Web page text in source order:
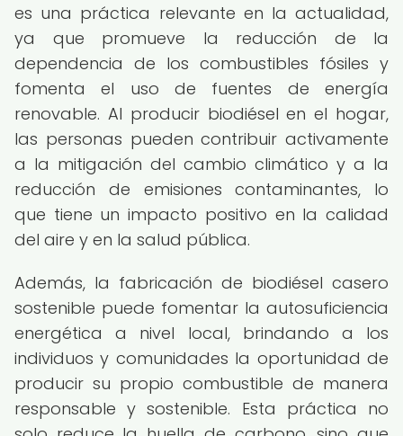
es una práctica relevante en la actualidad,
ya que promueve la reducción de la
dependencia de los combustibles fósiles y
fomenta el uso de fuentes de energía
renovable. Al producir biodiésel en el hogar,
las personas pueden contribuir activamente
a la mitigación del cambio climático y a la
reducción de emisiones contaminantes, lo
que tiene un impacto positivo en la calidad
del aire y en la salud pública.
Además, la fabricación de biodiésel casero
sostenible puede fomentar la autosuficiencia
energética a nivel local, brindando a los
individuos y comunidades la oportunidad de
producir su propio combustible de manera
responsable y sostenible. Esta práctica no